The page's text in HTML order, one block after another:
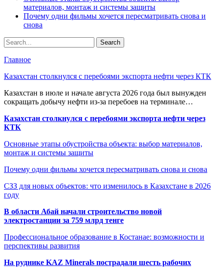
материалов, монтаж и системы защиты
Почему одни фильмы хочется пересматривать снова и
снова
Главное
Казахстан столкнулся с перебоями экспорта нефти через КТК
Казахстан в июле и начале августа 2026 года был вынужден
сокращать добычу нефти из-за перебоев на терминале…
Казахстан столкнулся с перебоями экспорта нефти через
КТК
Основные этапы обустройства объекта: выбор материалов,
монтаж и системы защиты
Почему одни фильмы хочется пересматривать снова и снова
СЗЗ для новых объектов: что изменилось в Казахстане в 2026
году
В области Абай начали строительство новой
электростанции за 759 млрд тенге
Профессиональное образование в Костанае: возможности и
перспективы развития
На руднике KAZ Minerals пострадали шесть рабочих